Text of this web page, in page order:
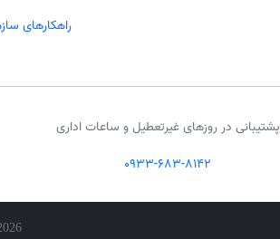
راهکارهای
پشتیبانی در روزهای غیرتعطیل و ساعات اداری
0933-683-8142